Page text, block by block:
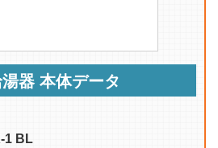
器 本体データ
1 BL